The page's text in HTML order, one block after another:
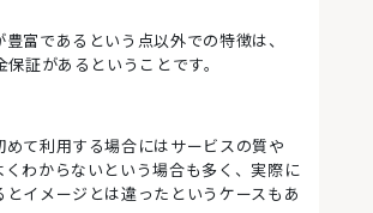
富であるという点以外での特徴は、
証があるということです。
めて利用する場合にはサービスの質や
くわからないという場合も多く、実際に
とイメージとは違ったというケースもあ